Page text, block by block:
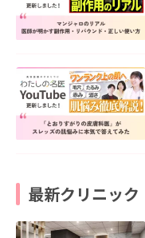
最新クリニック